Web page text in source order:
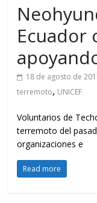
Ecuador
18 de agosto de
terremoto, UNICEF
Voluntarios de
terremoto del
organizaciones e
Read more